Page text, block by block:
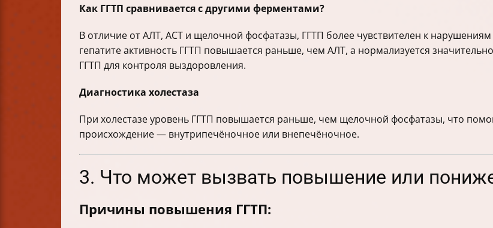
Как ГГТП сравнивается с другими ферментами?
В отличие от АЛТ, АСТ и щелочной фосфатазы, ГГТП более чувствителен к
гепатите активность ГГТП повышается раньше, чем АЛТ, а нормализуется
ГГТП для контроля выздоровления.
Диагностика холестаза
При холестазе уровень ГГТП повышается раньше, чем щелочной фосфатазы, что
происхождение — внутрипечёночное или внепечёночное.
3. Что может вызвать повышение или
Причины повышения ГГТП: